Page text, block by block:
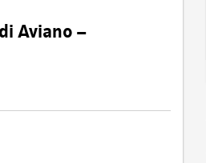
Aviano –